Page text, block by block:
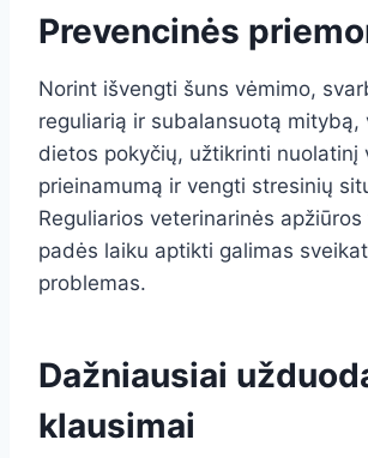
Prevencinės
Norint išvengti šuns vėmimo,
reguliarią ir subalansuotą mitybą,
dietos pokyčių, užtikrinti nuolatinį
prieinamumą ir vengti stresinių
Reguliarios veterinarinės
padės laiku aptikti galimas
problemas.
Dažniausiai
klausimai